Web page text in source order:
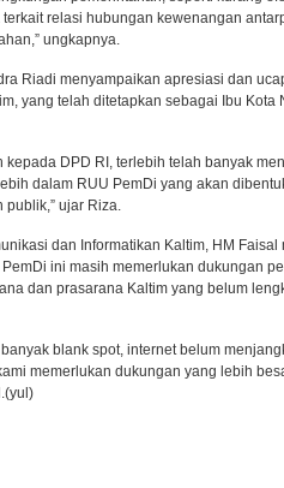
relasi hubungan kewenangan
ungkapnya.
Riadi menyampaikan apresiasi dan
yang telah ditetapkan sebagai Ibu Kota
kepada DPD RI, terlebih telah banyak
dalam RUU PemDi yang akan
ujar Riza.
dan Informatikan Kaltim, HM
ini masih memerlukan dukungan
dan prasarana Kaltim yang belum
blank spot, internet belum
memerlukan dukungan yang lebih